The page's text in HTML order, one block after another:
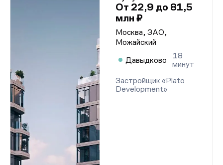
От 22,9 до 81,5
млн ₽
Москва, ЗАО,
Можайский
Давыдково
18
минут
Застройщик «Plato
Development»